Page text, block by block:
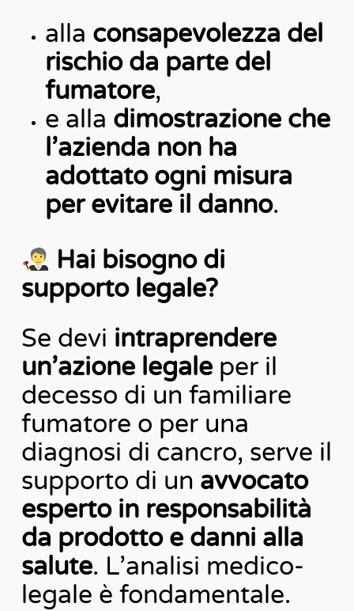
alla consapevolezza del
rischio da parte del
fumatore,
e alla dimostrazione che
l’azienda non ha
adottato ogni misura
per evitare il danno.
Hai bisogno di
supporto legale?
Se devi intraprendere
un’azione legaleper il
decesso di un familiare
fumatore o per una
diagnosi di cancro, serve il
supporto di un avvocato
esperto in responsabilità
da prodotto e danni alla
salute. L’analisi medico-
legale è fondamentale.